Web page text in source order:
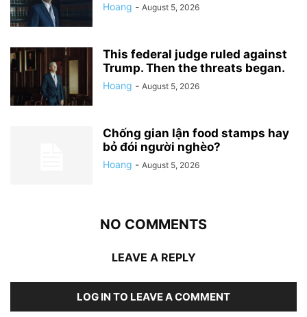
Hoang - August 5, 2026
This federal judge ruled against
Trump. Then the threats began.
Hoang - August 5, 2026
Chống gian lận food stamps hay
bỏ đói người nghèo?
Hoang - August 5, 2026
NO COMMENTS
LEAVE A REPLY
LOG IN TO LEAVE A COMMENT